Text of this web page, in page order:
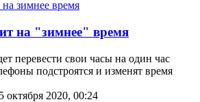
на "зимнее" время
перевести свои часы на один час
подстроятся и изменят время
октября 2020, 00:24